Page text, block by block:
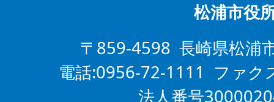
松浦市役
〒859-4598 長崎県松浦
電話:0956-72-1111 ファ
法人番号